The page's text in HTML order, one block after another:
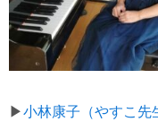
▶小林康子（やすこ先